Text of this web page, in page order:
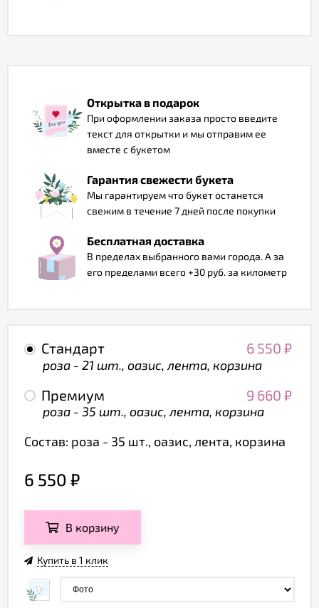
Открытка в подарок
При оформлении заказа просто введите
текст для открытки и мы отправим ее
вместе с букетом
Гарантия свежести букета
Мы гарантируем что букет останется
свежим в течение 7 дней после покупки
Бесплатная доставка
В пределах выбранного вами города. А за
его пределами всего +30 руб. за километр
Стандарт 6 550 ₽
роза - 21 шт., оазис, лента, корзина
Премиум 9 660 ₽
роза - 35 шт., оазис, лента, корзина
Состав: роза - 35 шт., оазис, лента, корзина
6 550 ₽
В корзину
Купить в 1 клик